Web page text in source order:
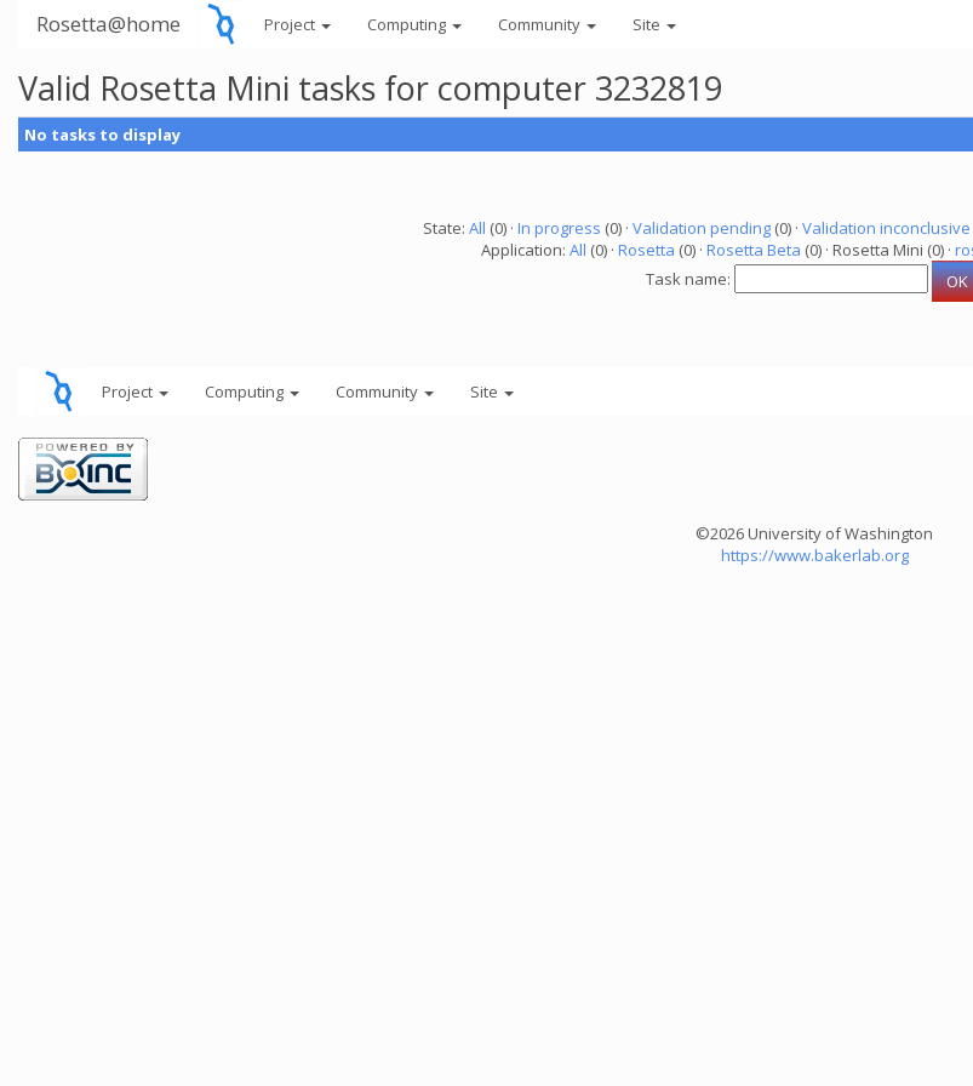
Rosetta@home Project Computing Community Site
Valid Rosetta Mini tasks for computer 3232819
No tasks to display
State: All (0) · In progress (0) · Validation pending(0) · Validation inconclusive
Application: All (0) · Rosetta (0) · Rosetta Beta (0) · Rosetta Mini (0) ·
Task name:
Project Computing Community Site
©2026 University of Washington
https://www.bakerlab.org